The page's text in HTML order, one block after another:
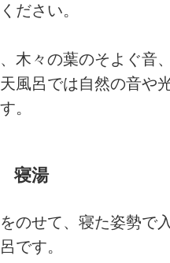
ださい。
木々の葉のそよぐ音
風呂では自然の音や
。
寝湯
のせて、寝た姿勢で
です。